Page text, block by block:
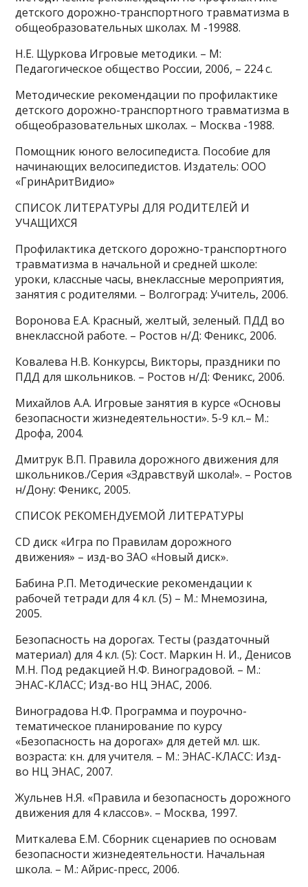
детского дорожно-транспортного травматизма в
общеобразовательных школах. М -19988.
Н.Е. Щуркова Игровые методики. – М:
Педагогическое общество России, 2006, – 224 с.
Методические рекомендации по профилактике
детского дорожно-транспортного травматизма в
общеобразовательных школах. – Москва -1988.
Помощник юного велосипедиста. Пособие для
начинающих велосипедистов. Издатель: ООО
«ГринАритВидио»
СПИСОК ЛИТЕРАТУРЫ ДЛЯ РОДИТЕЛЕЙ И
УЧАЩИХСЯ
Профилактика детского дорожно-транспортного
травматизма в начальной и средней школе:
уроки, классные часы, внеклассные мероприятия,
занятия с родителями. – Волгоград: Учитель, 2006.
Воронова Е.А. Красный, желтый, зеленый. ПДД во
внеклассной работе. – Ростов н/Д: Феникс, 2006.
Ковалева Н.В. Конкурсы, Викторы, праздники по
ПДД для школьников. – Ростов н/Д: Феникс, 2006.
Михайлов А.А. Игровые занятия в курсе «Основы
безопасности жизнедеятельности». 5-9 кл.– М.:
Дрофа, 2004.
Дмитрук В.П. Правила дорожного движения для
школьников./Серия «Здравствуй школа!». – Ростов
н/Дону: Феникс, 2005.
СПИСОК РЕКОМЕНДУЕМОЙ ЛИТЕРАТУРЫ
CD диск «Игра по Правилам дорожного
движения» – изд-во ЗАО «Новый диск».
Бабина Р.П. Методические рекомендации к
рабочей тетради для 4 кл. (5) – М.: Мнемозина,
2005.
Безопасность на дорогах. Тесты (раздаточный
материал) для 4 кл. (5): Сост. Маркин Н. И., Денисов
М.Н. Под редакцией Н.Ф. Виноградовой. – М.:
ЭНАС-КЛАСС; Изд-во НЦ ЭНАС, 2006.
Виноградова Н.Ф. Программа и поурочно-
тематическое планирование по курсу
«Безопасность на дорогах» для детей мл. шк.
возраста: кн. для учителя. – М.: ЭНАС-КЛАСС: Изд-
во НЦ ЭНАС, 2007.
Жульнев Н.Я. «Правила и безопасность дорожного
движения для 4 классов». – Москва, 1997.
Миткалева Е.М. Сборник сценариев по основам
безопасности жизнедеятельности. Начальная
школа. – М.: Айрис-пресс, 2006.